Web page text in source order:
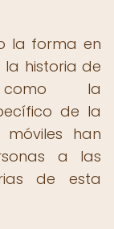
la forma en
historia de
como la
de la
han
a las
de esta